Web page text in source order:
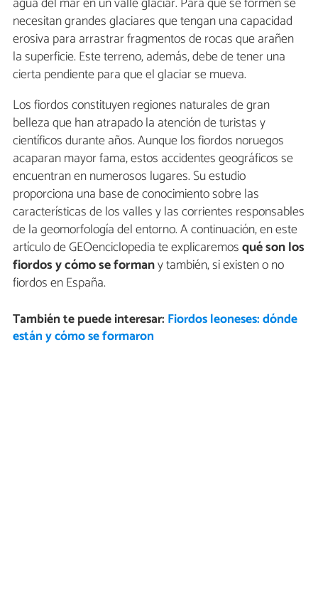
necesitan grandes glaciares que tengan una capacidad
erosiva para arrastrar fragmentos de rocas que arañen
la superficie. Este terreno, además, debe de tener una
cierta pendiente para que el glaciar se mueva.
Los fiordos constituyen regiones naturales de gran
belleza que han atrapado la atención de turistas y
científicos durante años. Aunque los fiordos noruegos
acaparan mayor fama, estos accidentes geográficos se
encuentran en numerosos lugares. Su estudio
proporciona una base de conocimiento sobre las
características de los valles y las corrientes responsables
de la geomorfología del entorno. A continuación, en este
artículo de GEOenciclopedia te explicaremosqué son los
fiordos y cómo se formany también, si existen o no
fiordos en España.
También te puede interesar: Fiordos leoneses: dónde
están y cómo se formaron